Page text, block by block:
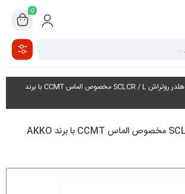
0
/ هلدر روتراش SCLCR / L مخصوص الماس CCMT با برند